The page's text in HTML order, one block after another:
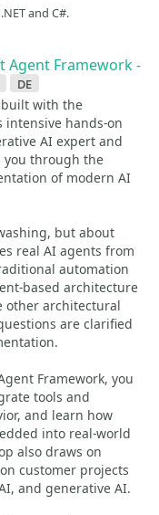
and C#.
Agent Framework -
de
built with the
intensive hands-on
AI expert and
you through the
of modern AI
but about
real AI agents from
automation
based architecture
other architectural
are clarified
Framework, you
tools and
and learn how
into real-world
also draws on
customer projects
and generative AI.